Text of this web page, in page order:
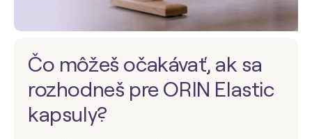
Čo môžeš očakávať, ak sa
rozhodneš pre ORIN Elastic
kapsuly?